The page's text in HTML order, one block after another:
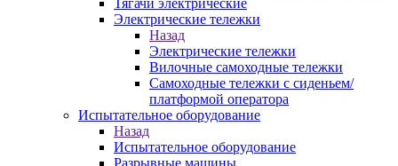
Тягачи электрические
Электрические тележки
Назад
Электрические тележки
Вилочные самоходные тележки
Самоходные тележки с сиденьем/
платформой оператора
Испытательное оборудование
Назад
Испытательное оборудование
Разрывные машины